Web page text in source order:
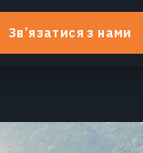
Зв’язатися з нами